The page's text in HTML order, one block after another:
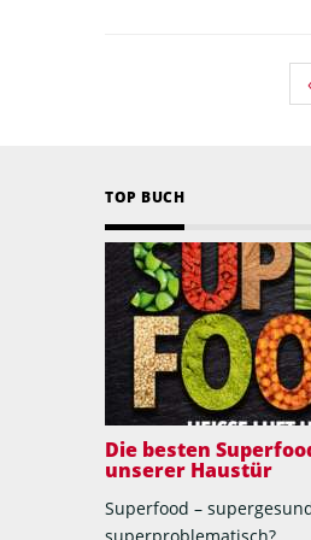
TOP BUCH
Die besten
unserer Haustür
Superfood –